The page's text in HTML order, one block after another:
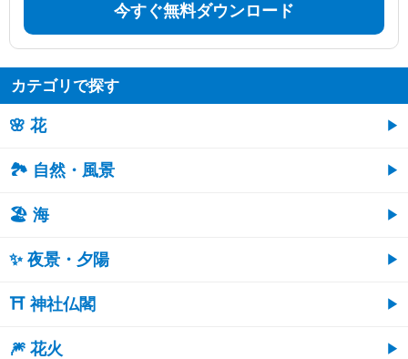
今すぐ無料ダウンロード
カテゴリで探す
🌸 花
🏞️ 自然・風景
🏖 海
✨ 夜景・夕陽
⛩ 神社仏閣
🎆 花火